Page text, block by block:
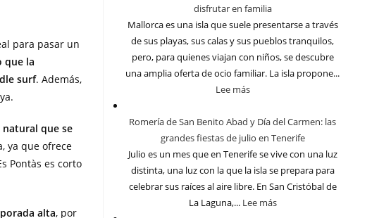
para pasar un
que la
surf. Además,
natural que se
ya que ofrece
Pontàs es corto
alta, por
disfrutar en familia
Mallorca es una isla que suele presentarse a través
de sus playas, sus calas y sus pueblos tranquilos,
pero, para quienes viajan con niños, se descubre
una amplia oferta de ocio familiar. La isla propone...
Lee más
Romería de San Benito Abad y Día del Carmen: las
grandes fiestas de julio en Tenerife
Julio es un mes que en Tenerife se vive con una luz
distinta, una luz con la que la isla se prepara para
celebrar sus raíces al aire libre. En San Cristóbal de
La Laguna,... Lee más